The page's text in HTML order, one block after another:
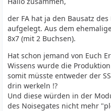
der FA hat ja den Bausatz
aufgelegt. Aus dem
8x7 (mit 2 Buchsen).
Hat schon jemand von Euch
Wissens wurde die
somit müsste entweder der
drin werkeln !?
Und diese würden in der
des Noisegates nicht mehr